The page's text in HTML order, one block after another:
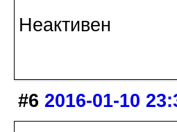
Неактивен
#6 2016-01-10